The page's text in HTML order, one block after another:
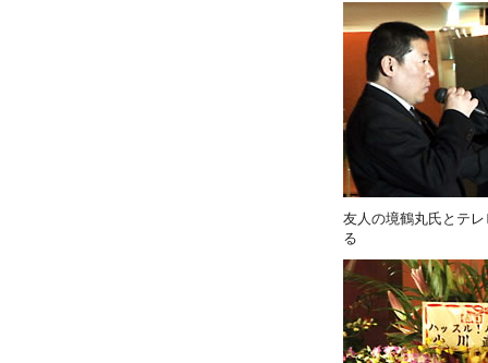
友人の境鶴丸氏とテ
る